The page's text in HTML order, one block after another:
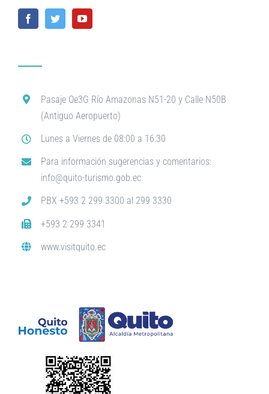
Pasaje Oe3G Río Amazonas N51-20 y Calle N50B
(Antiguo Aeropuerto)
Lunes a Viernes de 08:00 a 16:30
Para información sugerencias y comentarios:
info@quito-turismo.gob.ec
PBX +593 2 299 3300 al 299 3330
+593 2 299 3341
www.visitquito.ec